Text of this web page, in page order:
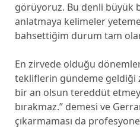
görüyoruz. Bu denli büyük
anlatmaya kelimeler
bahsettiğim durum tam
En zirvede olduğu
tekliflerin gündeme geldiği
bir an olsun tereddüt
bırakmaz.” demesi ve
çıkarmaması da